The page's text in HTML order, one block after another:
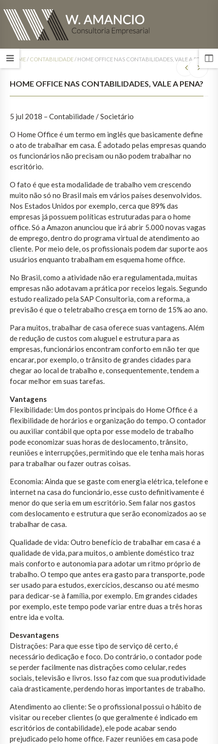
HOME/ CONTABILIDADE/ HOME OFFICE NAS CONTABILIDADES, VALE A PENA?
HOME OFFICE NAS CONTABILIDADES, VALE A PENA?
5 jul 2018 – Contabilidade / Societário
O Home Office é um termo em inglês que basicamente define
o ato de trabalhar em casa. É adotado pelas empresas quando
os funcionários não precisam ou não podem trabalhar no
escritório.
O fato é que esta modalidade de trabalho vem crescendo
muito não só no Brasil mais em vários países desenvolvidos.
Nos Estados Unidos por exemplo, cerca que 89% das
empresas já possuem políticas estruturadas para o home
office. Só a Amazon anunciou que irá abrir 5.000 novas vagas
de emprego, dentro do programa virtual de atendimento ao
cliente. Por meio dele, os profissionais podem dar suporte aos
usuários enquanto trabalham em esquema home office.
No Brasil, como a atividade não era regulamentada, muitas
empresas não adotavam a prática por receios legais. Segundo
estudo realizado pela SAP Consultoria, com a reforma, a
previsão é que o teletrabalho cresça em torno de 15% ao ano.
Para muitos, trabalhar de casa oferece suas vantagens. Além
de redução de custos com aluguel e estrutura para as
empresas, funcionários encontram conforto em não ter que
encarar, por exemplo, o trânsito de grandes cidades para
chegar ao local de trabalho e, consequentemente, tendem a
focar melhor em suas tarefas.
Vantagens
Flexibilidade: Um dos pontos principais do Home Office é a
flexibilidade de horários e organização do tempo. O contador
ou auxiliar contábil que opta por esse modelo de trabalho
pode economizar suas horas de deslocamento, trânsito,
reuniões e interrupções, permitindo que ele tenha mais horas
para trabalhar ou fazer outras coisas.
Economia: Ainda que se gaste com energia elétrica, telefone e
internet na casa do funcionário, esse custo definitivamente é
menor do que seria em um escritório. Sem falar nos gastos
com deslocamento e estrutura que serão economizados ao se
trabalhar de casa.
Qualidade de vida: Outro benefício de trabalhar em casa é a
qualidade de vida, para muitos, o ambiente doméstico traz
mais conforto e autonomia para adotar um ritmo próprio de
trabalho. O tempo que antes era gasto para transporte, pode
ser usado para estudos, exercícios, descanso ou até mesmo
para dedicar-se à família, por exemplo. Em grandes cidades
por exemplo, este tempo pode variar entre duas a três horas
entre ida e volta.
Desvantagens
Distrações: Para que esse tipo de serviço dê certo, é
necessário dedicação e foco. Do contrário, o contador pode
se perder facilmente nas distrações como celular, redes
sociais, televisão e livros. Isso faz com que sua produtividade
caia drasticamente, perdendo horas importantes de trabalho.
Atendimento ao cliente: Se o profissional possui o hábito de
visitar ou receber clientes (o que geralmente é indicado em
escritórios de contabilidade), ele pode acabar sendo
prejudicado pelo home office. Fazer reuniões em casa pode